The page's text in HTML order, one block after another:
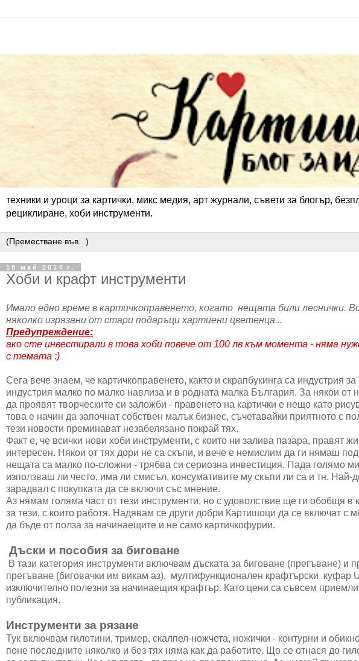
техники и уроци за картички, микс медия, арт журнали, съвети за блогър,
рециклиране, хоби инструменти.
18 май 2014 г.
Хоби и крафт инструменти
Имало едно време в картичкоправенето, когато нещата били леснички.
няколко изрязани от стари подаръци хартиени цветенца...
Предупреждение:
ако сте инвестирали в това хоби повече от 100 лв към момента - няма
с темата :)
Сега вече знаем, че картичкоправенето, както и скрапбукинга са индустрия
индустрия малко по малко навлиза и в родната малка България. За някои от
да проявят творческите си заложби - правенето на картички е нещо като
това е начин да започнат собствен малък бизнес, съчетавайки приятното с
тези новости преминават незабелязано покрай тях.
Факт е, че всички нови хоби инструменти, с които ни залива пазара, правят
интересен. Някои от тях дори не са скъпи, и вече е немислим да ги нямаш
нещата са малко по-сложни - трябва си сериозна инвестиция. Пада голямо
използваш ли често, има ли смисъл, консумативите му скъпи ли са и тн. Най-
зарадвал с покупката да се включи със мнение.
Аз нямам голяма част от тези инструменти, но с удоволствие ще ги обобщя
за тези, с които работя. Надявам се други добри Картишоци да се включат с
да бъде от полза за начинаещите и не само картичкофурии.
Дъски и пособия за биговане
В тази категория инструменти включвам дъската за биговане (прегъване) и
прегъване (биговачки им викам аз), мултифункционален крафтърски куфар
изключително полезни за начинаещия крафтър. Като цени са съвсем
публикация.
Инструменти за рязане
Тук включвам гилотини, тример, скалпел-ножчета, ножички - контурни и
поне последните няколко и без тях няма как да работите. Що се отнася до